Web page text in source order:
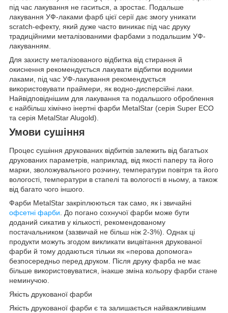
під час лакування не гаситься, а зростає. Подальше
лакування УФ-лаками фарб цієї серії дає змогу уникати
scratch-ефекту, який дуже часто виникає під час друку
традиційними металізованими фарбами з подальшим УФ-
лакуванням.
Для захисту металізованого відбитка від стирання й
окиснення рекомендується лакувати відбитки водними
лаками, під час УФ-лакування рекомендується
використовувати праймери, як водно-дисперсійні лаки.
Найвідповіднішим для лакування та подальшого оброблення
є найбільш хімічно інертні фарби MetalStar (серія Super ECO
та серія MetalStar Alugold).
Умови сушіння
Процес сушіння друкованих відбитків залежить від багатьох
друкованих параметрів, наприклад, від якості паперу та його
марки, зволожувального розчину, температури повітря та його
вологості, температури в стапелі та вологості в ньому, а також
від багато чого іншого.
Фарби MetalStar закріплюються так само, як і звичайні
офсетні фарби . До погано сохнучої фарби може бути
доданий сикатив у кількості, рекомендованому
постачальником (зазвичай не більш ніж 2-3%). Однак ці
продукти можуть згодом викликати вицвітання друкованої
фарби й тому додаються тільки як «перова допомога»
безпосередньо перед друком. Після друку фарба не має
більше використовуватися, інакше зміна кольору фарби стане
неминучою.
Якість друкованої фарби
Якість друкованої фарби є та залишається найважливішим